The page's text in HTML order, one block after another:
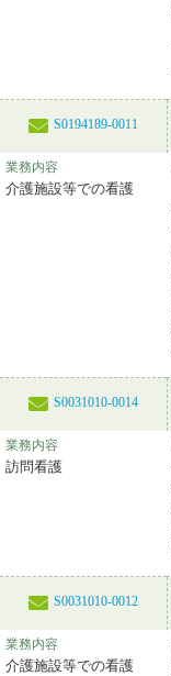
S0194189-0011
業務内容
介護施設等での看護
S0031010-0014
業務内容
訪問看護
S0031010-0012
業務内容
介護施設等での看護